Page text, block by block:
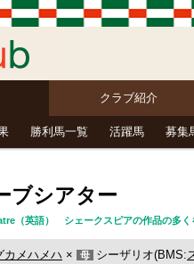
クラブ紹介
勝利馬一覧 活躍馬 募集
ブシアター
（英語） シェークスピアの作品の多く
カメハメハ × 母 シーザリオ(BMS: